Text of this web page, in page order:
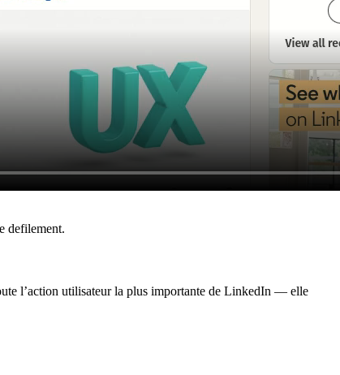
defilement.
l’action utilisateur la plus importante de LinkedIn — elle